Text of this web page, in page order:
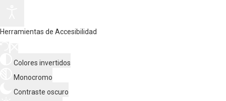
Herramientas de Accesibilidad
Colores invertidos
Monocromo
Contraste oscuro